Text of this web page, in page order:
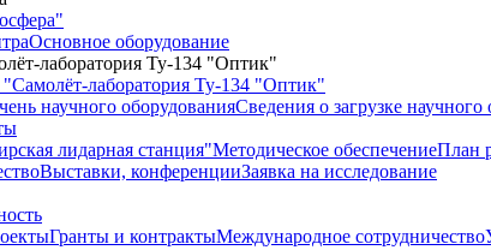
Основное оборудование
лаборатория Ту-134 "Оптик"
лаборатория Ту-134 "Оптик"
научного оборудованияСведения о загрузке научного
лидарная станция"Методическое обеспечениеПлан
Выставки, конференцииЗаявка на исследование
Гранты и контрактыМеждународное сотрудничество